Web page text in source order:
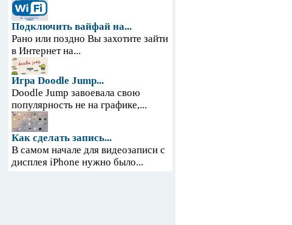
Подключить вайфай на...
Рано или поздно Вы захотите зайти
в Интернет на...
Игра Doodle Jump...
Doodle Jump завоевала свою
популярность не на графике,...
Как сделать запись...
В самом начале для видеозаписи с
дисплея iPhone нужно было...